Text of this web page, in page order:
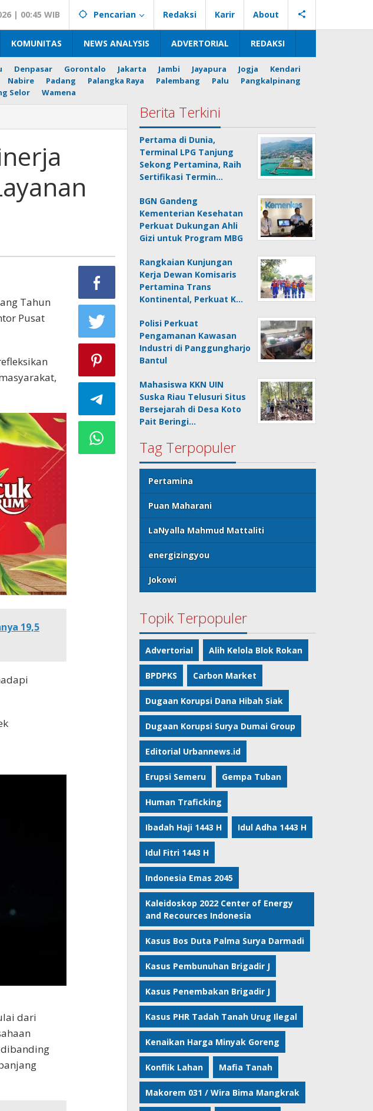
| 00:45 WIB Pencarian Redaksi Karir About
KOMUNITAS NEWS ANALYSIS ADVERTORIAL REDAKSI
Denpasar Gorontalo Jakarta Jambi Jayapura Jogja
Kendari
Nabire Padang Palangka Raya Palembang Palu
Pangkalpinang
Selor Wamena
Tahun
Pusat
19,5
dari
dibanding
Berita Terkini
Pertama di Dunia,
Terminal LPG Tanjung
Sekong Pertamina, Raih
Sertifikasi Termin…
BGN Gandeng
Kementerian Kesehatan
Perkuat Dukungan Ahli
Gizi untuk Program MBG
Rangkaian Kunjungan
Kerja Dewan Komisaris
Pertamina Trans
Kontinental, Perkuat K…
Polisi Perkuat
Pengamanan Kawasan
Industri di Panggungharjo
Bantul
Mahasiswa KKN UIN
Suska Riau Telusuri Situs
Bersejarah di Desa Koto
Pait Beringi…
Tag Terpopuler
Pertamina
Puan Maharani
LaNyalla Mahmud Mattaliti
energizingyou
Jokowi
Topik Terpopuler
Advertorial Alih Kelola Blok Rokan
BPDPKS Carbon Market
Dugaan Korupsi Dana Hibah Siak
Dugaan Korupsi Surya Dumai Group
Editorial Urbannews.id
Erupsi Semeru Gempa Tuban
Human Traficking
Ibadah Haji 1443 H Idul Adha 1443 H
Idul Fitri 1443 H
Indonesia Emas 2045
Kaleidoskop 2022 Center of Energy
and Recources Indonesia
Kasus Bos Duta Palma Surya Darmadi
Kasus Pembunuhan Brigadir J
Kasus Penembakan Brigadir J
Kasus PHR Tadah Tanah Urug Ilegal
Kenaikan Harga Minyak Goreng
Konflik Lahan Mafia Tanah
Makorem 031 / Wira Bima Mangkrak